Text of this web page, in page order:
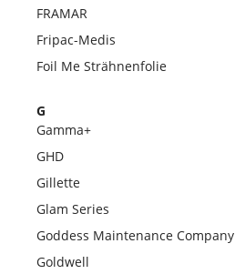
FRAMAR
Fripac-Medis
Foil Me Strähnenfolie
G
Gamma+
GHD
Gillette
Glam Series
Goddess Maintenance Company
Goldwell